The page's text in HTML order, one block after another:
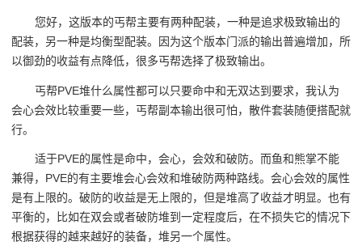
您好，这版本的丐帮主要有两种配装，一种是追求极致输出的
配装，另一种是均衡型配装。因为这个版本门派的输出普遍增加，所
以御劲的收益有点降低，很多丐帮选择了极致输出。
丐帮PVE堆什么属性都可以只要命中和无双达到要求，我认为
会心会效比较重要一些，丐帮副本输出很可怕，散件套装随便搭配就
行。
适于PVE的属性是命中，会心，会效和破防。而鱼和熊掌不能
兼得，PVE的有主要堆会心会效和堆破防两种路线。会心会效的属性
是有上限的。破防的收益是无上限的，但是堆高了收益才明显。也有
平衡的，比如在双会或者破防堆到一定程度后，在不损失它的情况下
根据获得的越来越好的装备，堆另一个属性。